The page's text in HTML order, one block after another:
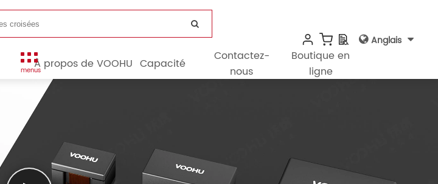
menusÀ propos de VOOHU Capacité
Contactez-
nous
Boutique en
ligne
Anglais